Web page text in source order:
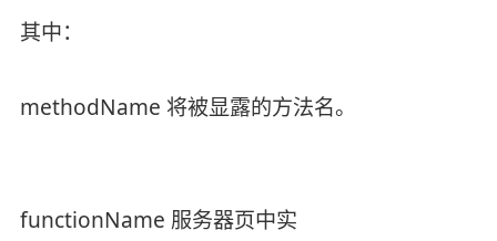
其中：
methodName 将被显露的方法名。
functionName 服务器页中实